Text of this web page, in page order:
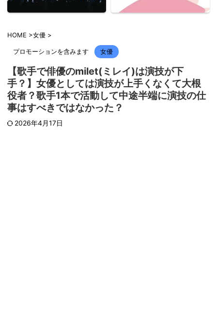
HOME >女優 >
プロモーションを含みます 女優
【歌手で俳優のmilet(ミレイ)は演技が下
手？】女優としては演技が上手くなくて大根
役者？歌手1本で活動して中途半端に演技の仕
事はすべきではなかった？
2026年4月17日